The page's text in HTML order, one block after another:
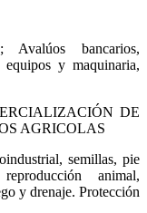
Avalúos bancarios,
y maquinaria,
DE
AGRICOLAS
semillas, pie
animal,
y drenaje. Protección